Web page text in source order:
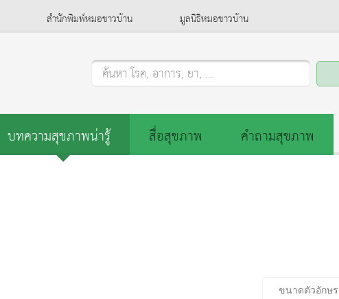
สำนักพิมพ์หมอชาวบ้าน มูลนิธิหมอชาวบ้าน
ค้นหา โรค, อาการ, ยา, ...
บทความสุขภาพน่ารู้ สื่อสุขภาพ
คำถามสุขภาพ
ขนาดตัวอักษร